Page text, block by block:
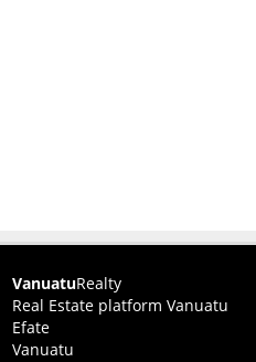
VanuatuRealty
Real Estate platform Vanuatu
Efate
Vanuatu